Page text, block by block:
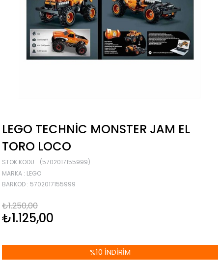
LEGO TECHNIC MONSTER JAM EL
TORO LOCO
STOK KODU
(5702017155999)
MARKA : LEGO
BARKOD : 5702017155999
₺1.250,00
₺1.125,00
%10 İNDIRIM